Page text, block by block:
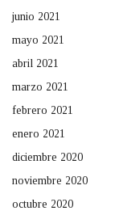
junio 2021
mayo 2021
abril 2021
marzo 2021
febrero 2021
enero 2021
diciembre 2020
noviembre 2020
octubre 2020